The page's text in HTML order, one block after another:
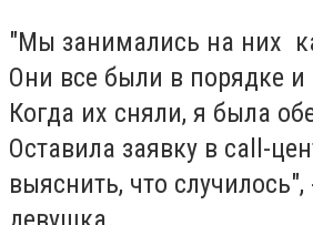
"Мы занимались на них
Они все были в порядке
Когда их сняли, я была
Оставила заявку в call-
выяснить, что